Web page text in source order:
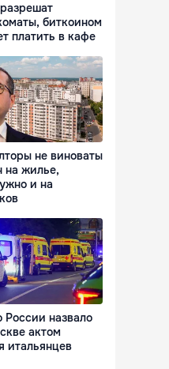
биткоином
платить в кафе
не виноваты
на жилье,
и на
России назвало
актом
итальянцев